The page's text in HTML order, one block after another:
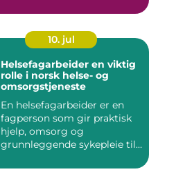
10. jul
Helsefagarbeider en viktig
rolle i norsk helse- og
omsorgstjeneste
En helsefagarbeider er en
fagperson som gir praktisk
hjelp, omsorg og
grunnleggende sykepleie til